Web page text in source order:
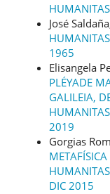
José
1965
Elisangela
PLÉYADE
GALILEIA,
2019
Gorgias
DIC 2015